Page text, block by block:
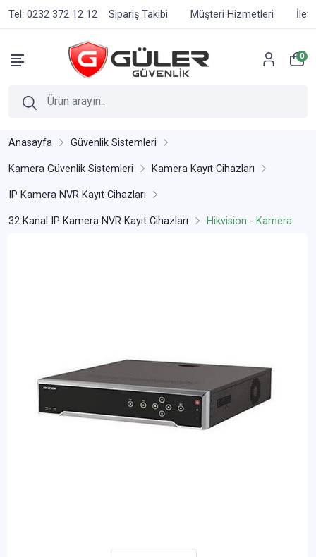
Tel: 0232 372 12 12 Sipariş Takibi Müşteri Hizmetleri
0
Anasayfa Güvenlik Sistemleri
Kamera Güvenlik Sistemleri Kamera Kayıt Cihazları
IP Kamera NVR Kayıt Cihazları
32 Kanal IP Kamera NVR Kayıt Cihazları Hikvision - Kamera